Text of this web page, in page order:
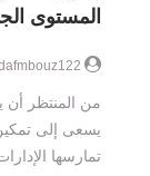
المستوى
من المنتظر أن
يسعى إلى
تمارسها